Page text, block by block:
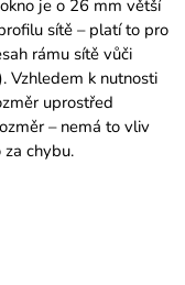
je o 26 mm větší
sítě – platí to pro
rámu sítě vůči
Vzhledem k nutnosti
uprostřed
– nemá to vliv
chybu.